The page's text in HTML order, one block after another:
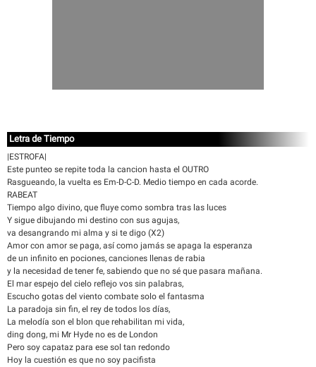
Letra de Tiempo
|ESTROFA|
Este punteo se repite toda la cancion hasta el OUTRO
Rasgueando, la vuelta es Em-D-C-D. Medio tiempo en cada acorde.
RABEAT
Tiempo algo divino, que fluye como sombra tras las luces
Y sigue dibujando mi destino con sus agujas,
va desangrando mi alma y si te digo (X2)
Amor con amor se paga, así como jamás se apaga la esperanza
de un infinito en pociones, canciones llenas de rabia
y la necesidad de tener fe, sabiendo que no sé que pasara mañana.
El mar espejo del cielo reflejo vos sin palabras,
Escucho gotas del viento combate solo el fantasma
La paradoja sin fin, el rey de todos los días,
La melodía son el blon que rehabilitan mi vida,
ding dong, mi Mr Hyde no es de London
Pero soy capataz para ese sol tan redondo
Hoy la cuestión es que no soy pacifista